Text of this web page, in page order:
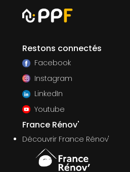
Restons connectés
Facebook
Instagram
LinkedIn
Youtube
France Rénov'
Découvrir France Rénov'